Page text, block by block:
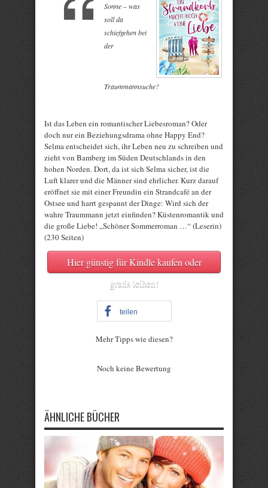
Sonne – was
soll da
schiefgehen bei
der
Traummannsuche?
Ist das Leben ein romantischer Liebesroman? Oder
doch nur ein Beziehungsdrama ohne Happy End?
Selma entscheidet sich, ihr Leben neu zu schreiben und
zieht von Bamberg im Süden Deutschlands in den
hohen Norden. Dort, da ist sich Selma sicher, ist die
Luft klarer und die Männer sind ehrlicher. Kurz darauf
eröffnet sie mit einer Freundin ein Strandcafé an der
Ostsee und harrt gespannt der Dinge: Wird sich der
wahre Traummann jetzt einfinden? Küstenromantik und
die große Liebe! „Schöner Sommerroman …“ (Leserin)
(230 Seiten)
Hier günstig für Kindle kaufen oder
gratis leihen!
teilen
Mehr Tipps wie diesen?
Noch keine Bewertung
ÄHNLICHE BÜCHER